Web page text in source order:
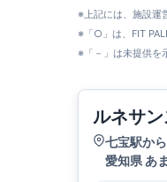
※上記には、施設運
※「○」は、FIT
※「－」は未提供を
ルネサ
七宝駅か
愛知県 あ